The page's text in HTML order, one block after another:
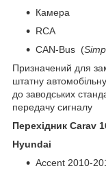
Камера
RCA
CAN-Bus (
​Призначений для
штатну автомобільну
до заводських
передачу сигналу
Перехідник Carav
Hyundai
Accent 2010-